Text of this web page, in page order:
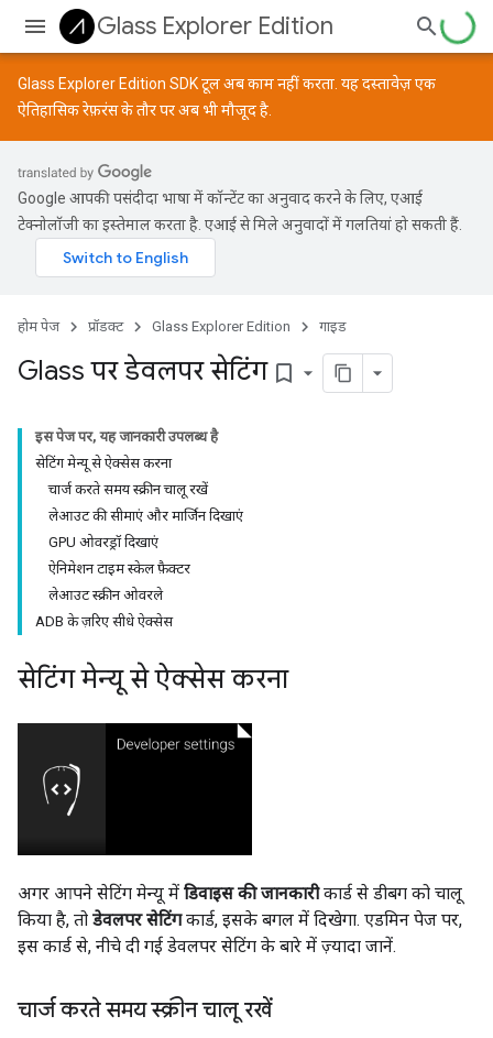
Glass Explorer Edition
Glass Explorer Edition SDK टूल अब काम नहीं करता. यह दस्तावेज़ एक
ऐतिहासिक रेफ़रंस के तौर पर अब भी मौजूद है.
Google आपकी पसंदीदा भाषा में कॉन्टेंट का अनुवाद करने के लिए, एआई
टेक्नोलॉजी का इस्तेमाल करता है. एआई से मिले अनुवादों में गलतियां हो सकती हैं.
होम पेज प्रॉडक्ट Glass Explorer Edition गाइड
Glass पर डेवलपर सेटिंग bookmark_border
इस पेज पर, यह जानकारी उपलब्ध है
सेटिंग मेन्यू से ऐक्सेस करना
चार्ज करते समय स्क्रीन चालू रखें
लेआउट की सीमाएं और मार्जिन दिखाएं
GPU ओवरड्रॉ दिखाएं
ऐनिमेशन टाइम स्केल फ़ैक्टर
लेआउट स्क्रीन ओवरले
ADB के ज़रिए सीधे ऐक्सेस
सेटिंग मेन्यू से ऐक्सेस करना
अगर आपने सेटिंग मेन्यू में डिवाइस की जानकारीकार्ड से डीबग को चालू
किया है, तो डेवलपर सेटिंगकार्ड, इसके बगल में दिखेगा. एडमिन पेज पर,
इस कार्ड से, नीचे दी गई डेवलपर सेटिंग के बारे में ज़्यादा जानें.
चार्ज करते समय स्क्रीन चालू रखें